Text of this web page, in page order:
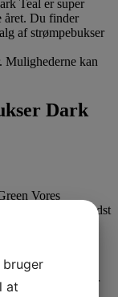
Mulighederne kan
Dark
at